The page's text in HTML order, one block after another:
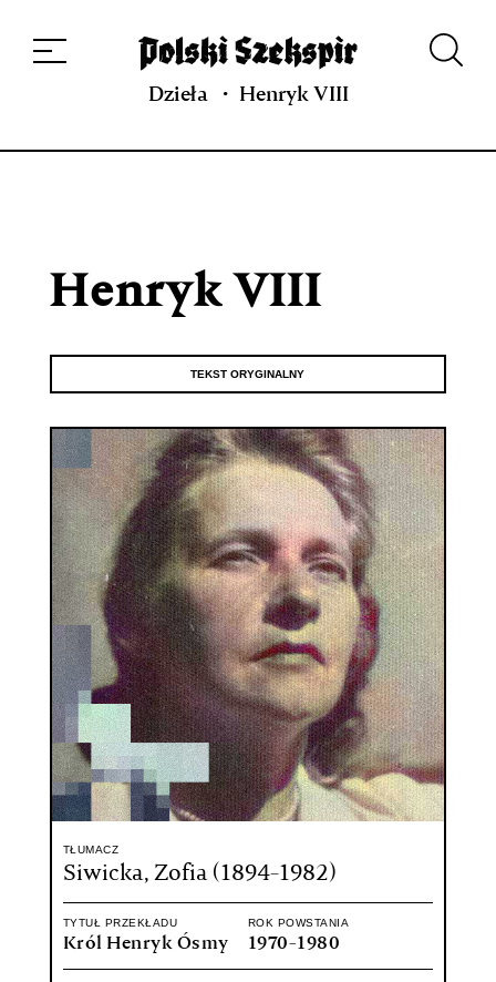
projekcie
Kontakt Indeks strony Aplikacja
Repozytorium XIX w.
Dzieła Henryk VIII
Henryk VIII
TEKST ORYGINALNY
TŁUMACZ
Siwicka, Zofia (1894-1982)
TYTUŁ PRZEKŁADU
Król Henryk Ósmy
ROK POWSTANIA
1970-1980